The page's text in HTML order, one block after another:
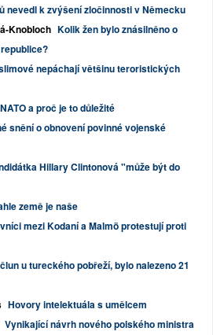
nevedl k zvýšení zločinnosti v Německu
Knobloch Kolik žen bylo znásilněno o
nepáchají většinu teroristických
a proč je to důležité
snění o obnovení povinné vojenské
Hillary Clintonová "může být do
země je naše
mezi Kodaní a Malmö protestují proti
u tureckého pobřeží, bylo nalezeno 21
Hovory intelektuála s umělcem
Vynikající návrh nového polského ministra